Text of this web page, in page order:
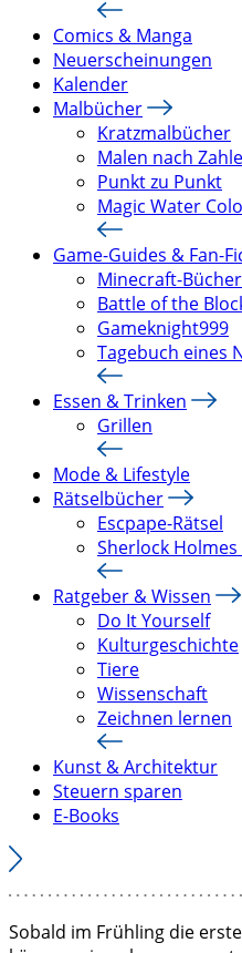
Comics & Manga
Neuerscheinungen
Kalender
Malbücher
Kratzmalbücher
Malen nach
Punkt zu Punkt
Magic Water
Game-Guides & Fan-
Minecraft-Bücher
Battle of the
Gameknight999
Tagebuch eines
Essen & Trinken
Grillen
Mode & Lifestyle
Rätselbücher
Escpape-Rätsel
Sherlock Holmes
Ratgeber & Wissen
Do It Yourself
Kulturgeschichte
Tiere
Wissenschaft
Zeichnen lernen
Kunst & Architektur
Steuern sparen
E-Books
Sobald im Frühling die